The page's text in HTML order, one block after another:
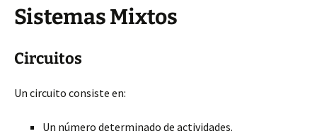
Sistemas Mixtos
Circuitos
Un circuito consiste en:
Un número determinado de actividades.